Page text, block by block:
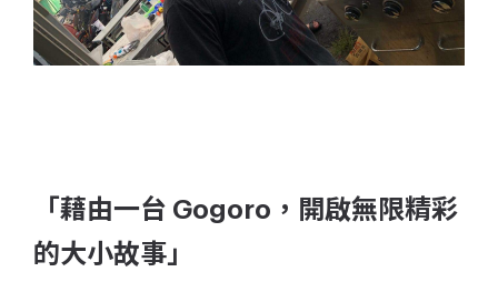
「藉由一台 Gogoro，開啟無限精彩
的大小故事 」